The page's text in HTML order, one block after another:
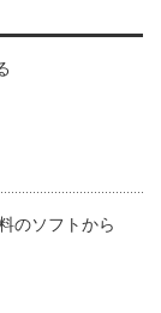
のソフトから